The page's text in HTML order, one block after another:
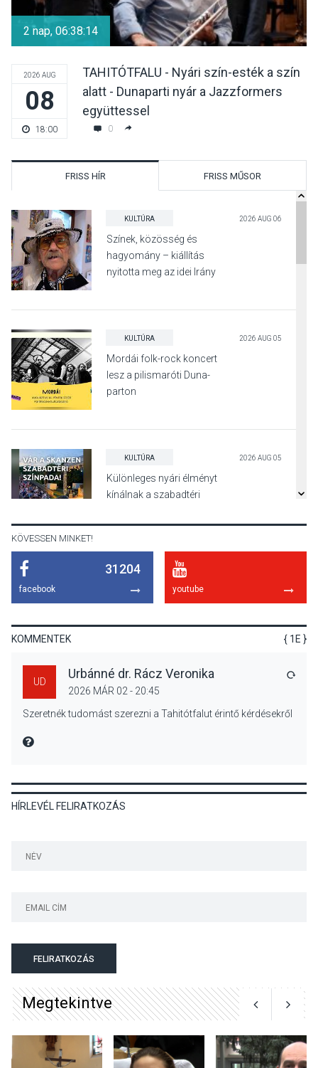
2 nap, 06:38:12
2026 AUG
08
18:00
TAHITÓTFALU - Nyári szín-esték a szín
alatt - Dunaparti nyár a Jazzformers
együttessel
0
FRISS HÍR FRISS MŰSOR
KULTÚRA 2026 AUG 06
Színek, közösség és
hagyomány – kiállítás
nyitotta meg az idei Irány
KULTÚRA 2026 AUG 05
Mordái folk-rock koncert
lesz a pilismaróti Duna-
parton
KULTÚRA 2026 AUG 05
Különleges nyári élményt
kínálnak a szabadtéri
Szeptembertől emelkednek
Szentendrén
KÖZÉLET
Nőtt a fontosabb nyári
tanszergyűjtés lesz
Szigetmonostoron
KÖZÉLET 2026 AUG 04
KÖVESSEN MINKET!
31204
facebook youtube
KOMMENTEK { 1E }
UD
Urbánné dr. Rácz Veronika
2026 MÁR 02 - 20:45
Szeretnék tudomást szerezni a Tahitótfalut érintő kérdésekről
MIRE MONDTA
HÍRLEVÉL FELIRATKOZÁS
FELIRATKOZÁS
Megtekintve